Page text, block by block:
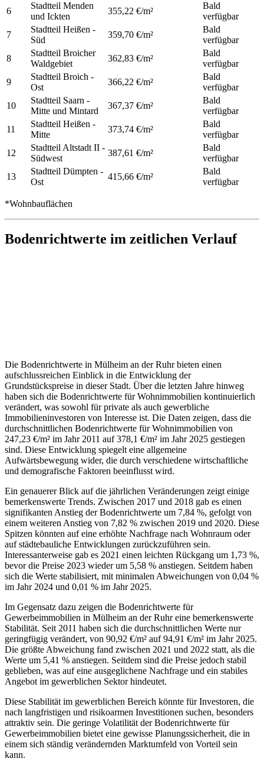
6
Stadtteil Menden
und Ickten
355,22 €/m²
Bald
verfügbar
7
Stadtteil Heißen -
Süd
359,70 €/m²
Bald
verfügbar
8
Stadtteil Broicher
Waldgebiet
362,83 €/m²
Bald
verfügbar
9
Stadtteil Broich -
Ost
366,22 €/m²
Bald
verfügbar
10
Stadtteil Saarn -
Mitte und Mintard
367,37 €/m²
Bald
verfügbar
11
Stadtteil Heißen -
Mitte
373,74 €/m²
Bald
verfügbar
12
Stadtteil Altstadt II -
Südwest
387,61 €/m²
Bald
verfügbar
13
Stadtteil Dümpten -
Ost
415,66 €/m²
Bald
verfügbar
*Wohnbauflächen
Bodenrichtwerte im zeitlichen Verlauf
Die Bodenrichtwerte in Mülheim an der Ruhr bieten einen
aufschlussreichen Einblick in die Entwicklung der
Grundstückspreise in dieser Stadt. Über die letzten Jahre hinweg
haben sich die Bodenrichtwerte für Wohnimmobilien kontinuierlich
verändert, was sowohl für private als auch gewerbliche
Immobilieninvestoren von Interesse ist. Die Daten zeigen, dass die
durchschnittlichen Bodenrichtwerte für Wohnimmobilien von
247,23 €/m² im Jahr 2011 auf 378,1 €/m² im Jahr 2025 gestiegen
sind. Diese Entwicklung spiegelt eine allgemeine
Aufwärtsbewegung wider, die durch verschiedene wirtschaftliche
und demografische Faktoren beeinflusst wird.
Ein genauerer Blick auf die jährlichen Veränderungen zeigt einige
bemerkenswerte Trends. Zwischen 2017 und 2018 gab es einen
signifikanten Anstieg der Bodenrichtwerte um 7,84 %, gefolgt von
einem weiteren Anstieg von 7,82 % zwischen 2019 und 2020. Diese
Spitzen könnten auf eine erhöhte Nachfrage nach Wohnraum oder
auf städtebauliche Entwicklungen zurückzuführen sein.
Interessanterweise gab es 2021 einen leichten Rückgang um 1,73 %,
bevor die Preise 2023 wieder um 5,58 % anstiegen. Seitdem haben
sich die Werte stabilisiert, mit minimalen Abweichungen von 0,04 %
im Jahr 2024 und 0,01 % im Jahr 2025.
Im Gegensatz dazu zeigen die Bodenrichtwerte für
Gewerbeimmobilien in Mülheim an der Ruhr eine bemerkenswerte
Stabilität. Seit 2011 haben sich die durchschnittlichen Werte nur
geringfügig verändert, von 90,92 €/m² auf 94,91 €/m² im Jahr 2025.
Die größte Abweichung fand zwischen 2021 und 2022 statt, als die
Werte um 5,41 % anstiegen. Seitdem sind die Preise jedoch stabil
geblieben, was auf eine ausgeglichene Nachfrage und ein stabiles
Angebot im gewerblichen Sektor hindeutet.
Diese Stabilität im gewerblichen Bereich könnte für Investoren, die
nach langfristigen und risikoarmen Investitionen suchen, besonders
attraktiv sein. Die geringe Volatilität der Bodenrichtwerte für
Gewerbeimmobilien bietet eine gewisse Planungssicherheit, die in
einem sich ständig verändernden Marktumfeld von Vorteil sein
kann.